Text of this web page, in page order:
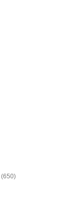
(650)